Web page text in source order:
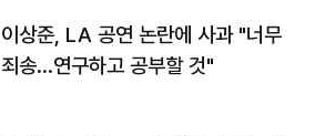
이상준, LA 공연 논란에 사과 "너무
죄송…연구하고 공부할 것"